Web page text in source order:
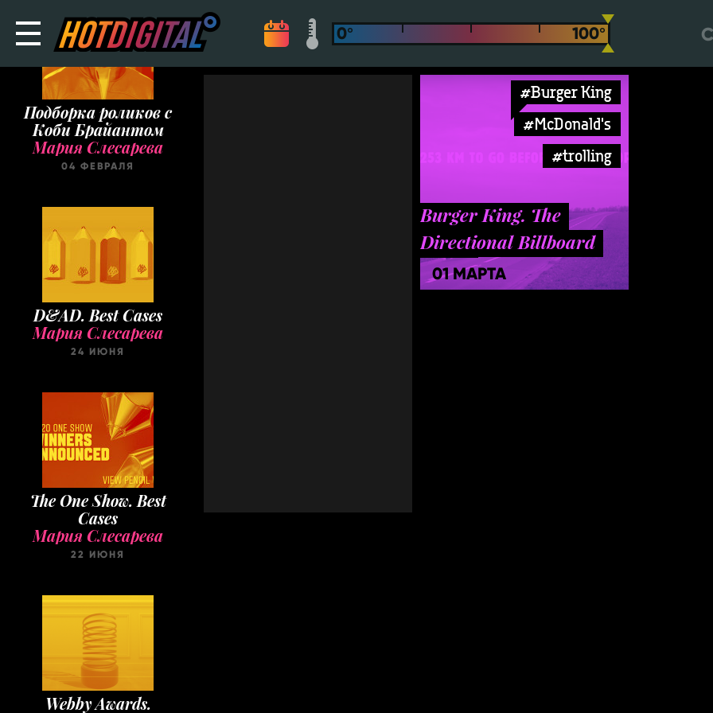
Подборка роликов с
Коби Брайантом
Мария Слесарева
04 ФЕВРАЛЯ
D&AD. Best Cases
Мария Слесарева
24 ИЮНЯ
The One Show. Best
Cases
Мария Слесарева
22 ИЮНЯ
Webby Awards.
#Burger King
#McDonald's
#trolling
Burger King. The
Directional Billboard
Part 2
01 МАРТА